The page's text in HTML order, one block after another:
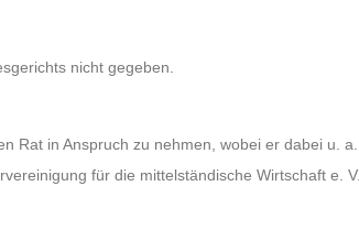
nicht gegeben.
Rat in Anspruch zu nehmen, wobei er dabei u. a.
für die mittelständische Wirtschaft e. V.